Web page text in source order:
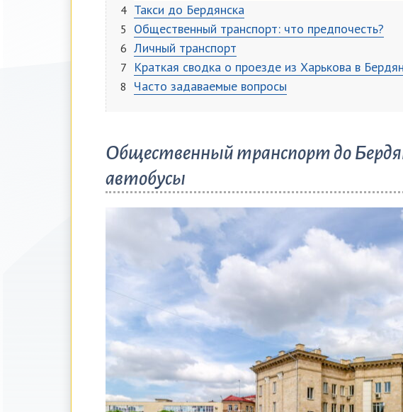
Такси до Бердянска
Общественный транспорт: что предпочесть?
Личный транспорт
Краткая сводка о проезде из Харькова в
Часто задаваемые вопросы
Общественный транспорт до
автобусы